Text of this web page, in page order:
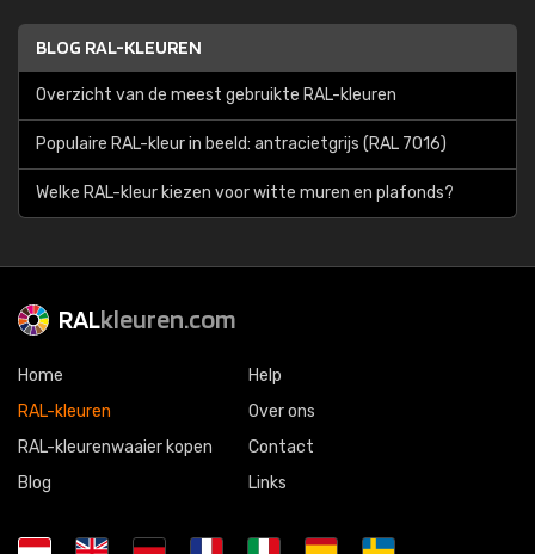
BLOG RAL-KLEUREN
Overzicht van de meest gebruikte RAL-kleuren
Populaire RAL-kleur in beeld: antracietgrijs (RAL 7016)
Welke RAL-kleur kiezen voor witte muren en plafonds?
RALkleuren.com
Home
RAL-kleuren
RAL-kleurenwaaier kopen
Blog
Help
Over ons
Contact
Links